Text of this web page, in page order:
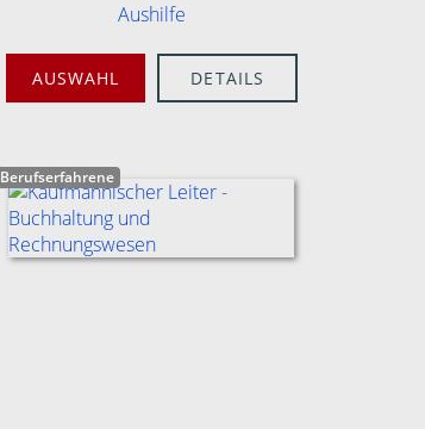
Aushilfe
AUSWAHL DETAILS
Berufserfahrene